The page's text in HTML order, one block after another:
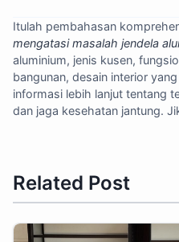
Itulah pembahasan
mengatasi masalah jendela
aluminium, jenis kusen,
bangunan, desain interior
informasi lebih lanjut tentang
dan jaga kesehatan jantung.
Related Post
Display